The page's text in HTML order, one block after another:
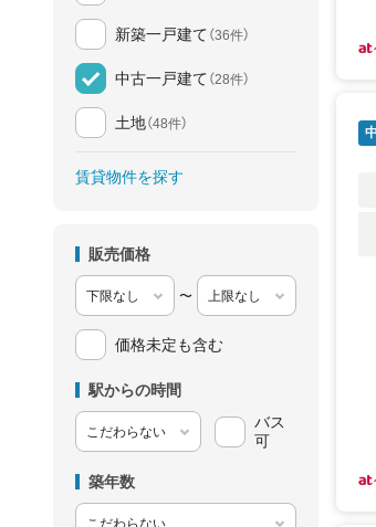
新築一戸建て （36件）
中古一戸建て （28件）
土地（48件）
賃貸物件を探す
販売価格
〜
価格未定も含む
駅からの時間
バス
可
築年数